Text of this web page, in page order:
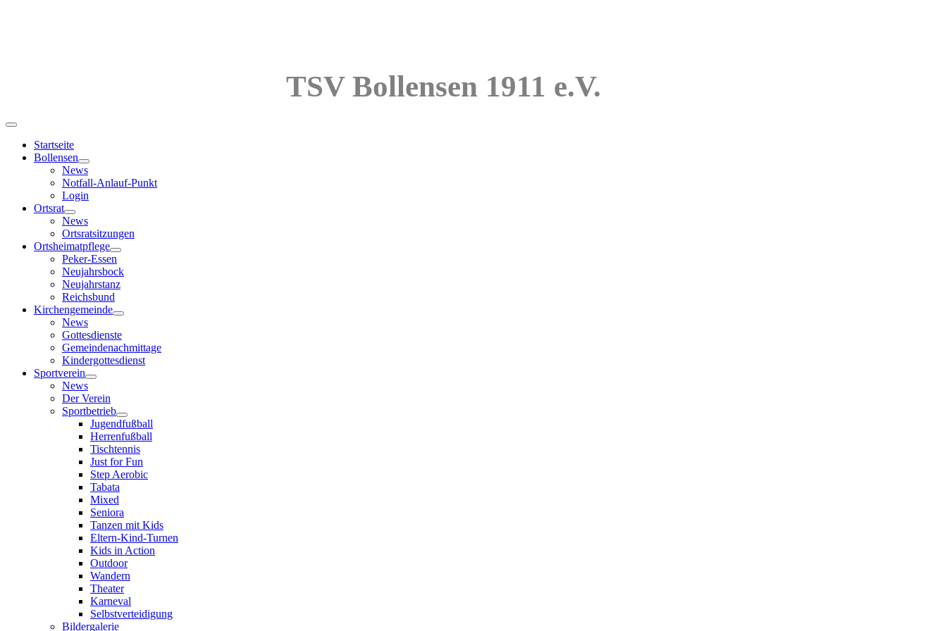
News
Notfall-Anlauf-Punkt
Login
Ortsrat
News
Ortsratsitzungen
Ortsheimatpflege
Peker-Essen
Neujahrsbock
Neujahrstanz
Reichsbund
Kirchengemeinde
News
Gottesdienste
Gemeindenachmittage
Kindergottesdienst
Sportverein
News
Der Verein
Sportbetrieb
Jugendfußball
Herrenfußball
Tischtennis
Just for Fun
Step Aerobic
Tabata
Mixed
Seniora
Tanzen mit Kids
Eltern-Kind-Turnen
Kids in Action
Outdoor
Wandern
Theater
Karneval
Selbstverteidigung
Bildergalerie
Feuerwehr
News